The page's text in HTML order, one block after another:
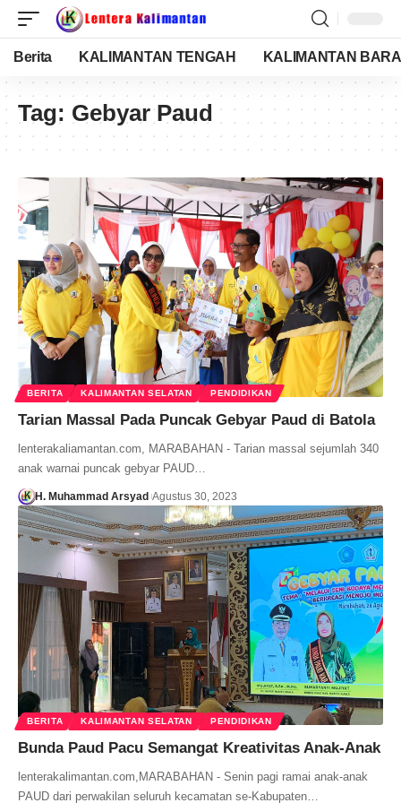
Berita KALIMANTAN TENGAH KALIMANTAN
Tag: Gebyar Paud
BERITA KALIMANTAN SELATAN PENDIDIKAN
Tarian Massal Pada Puncak Gebyar Paud di Batola
lenterakaliamantan.com, MARABAHAN - Tarian massal sejumlah 340
anak warnai puncak gebyar PAUD…
H. Muhammad Arsyad Agustus 30, 2023
BERITA KALIMANTAN SELATAN PENDIDIKAN
Bunda Paud Pacu Semangat Kreativitas Anak-Anak
lenterakalimantan.com,MARABAHAN - Senin pagi ramai anak-anak
PAUD dari perwakilan seluruh kecamatan se-Kabupaten…